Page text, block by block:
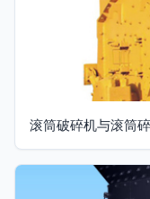
滚筒破碎机与滚筒